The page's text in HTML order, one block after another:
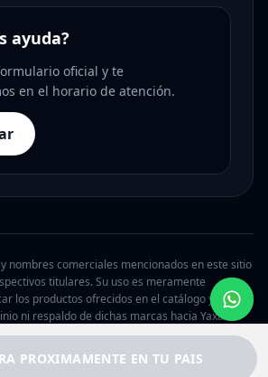
PROXIMAMENTE EN TU PAIS
ayuda?
oficial y te
en el horario de atención.
nombres comerciales mencionados en este sitio
titulares. Su uso es meramente
los productos ofrecidos en el catálogo y no
ni respaldo de dichas marcas hacia Yaxa.
los derechos reservados.